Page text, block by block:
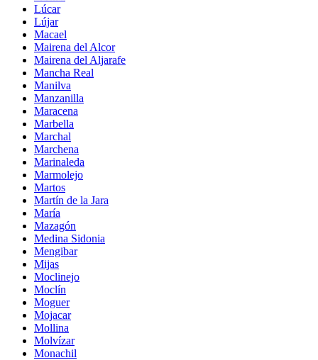
Lúcar
Lújar
Macael
Mairena del Alcor
Mairena del Aljarafe
Mancha Real
Manilva
Manzanilla
Maracena
Marbella
Marchal
Marchena
Marinaleda
Marmolejo
Martos
Martín de la Jara
María
Mazagón
Medina Sidonia
Mengibar
Mijas
Moclinejo
Moclín
Moguer
Mojacar
Mollina
Molvízar
Monachil